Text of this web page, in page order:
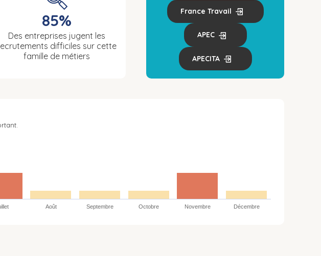
85%
Des entreprises jugent les
difficiles sur cette
famille de métiers
France Travail
APEC
APECITA
Août Septembre Octobre Novembre Décembre